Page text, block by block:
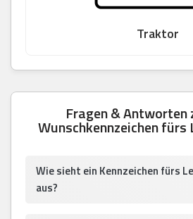
Traktor
Fragen & Antworten
Wunschkennzeichen
Wie sieht ein Kennzeichen fürs
aus?